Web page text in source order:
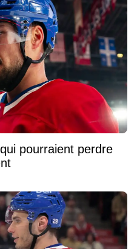
pourraient perdre